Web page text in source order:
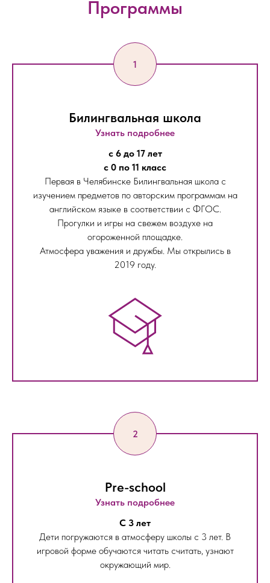
Программы
Билингвальная школа
Узнать подробнее
с 6 до 17 лет
с 0 по 11 класс
Первая в Челябинске Билингвальная школа с
изучением предметов по авторским программам на
английском языке в соответствии с ФГОС.
Прогулки и игры на свежем воздухе на
огороженной площадке.
Атмосфера уважения и дружбы. Мы открылись в
2019 году.
Pre-school
Узнать подробнее
С 3 лет
Дети погружаются в атмосферу школы с 3 лет. В
игровой форме обучаются читать считать, узнают
окружающий мир.